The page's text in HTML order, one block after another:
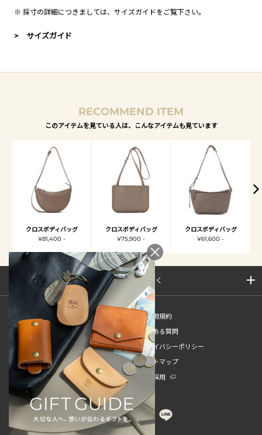
※ 採寸の詳細につきましては、 サイズガイドをご覧下さい。
> サイズガイド
RECOMMEND ITEM
このアイテムを見ている人は、こんなアイテムも見ています
クロスボディバッグ
¥81,400 -
クロスボディバッグ
¥75,900 -
クロスボディバッグ
¥61,600 -
サイトマップを開く
新規会員登録
ご利用規約
ご利用ガイド
よくある質問
特定商取引法
プライバシーポリシー
お問い合わせ
サイトマップ
販売スタッフ中途採用
新卒採用